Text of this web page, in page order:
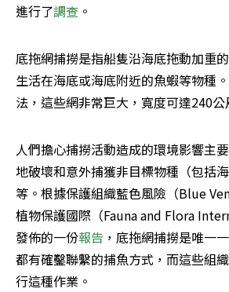
進行了調查 。
底拖網捕撈是指船隻沿海底拖動加重
生活在海底或海底附近的魚蝦等物種
法，這些網非常巨大，寬度可達240公
人們擔心捕撈活動造成的環境影響主
地破壞和意外捕獲非目標物種（包括海
等。根據保護組織藍色風險（Blue
植物保護國際（Fauna and Flora
發佈的一份報告 ，底拖網捕撈是唯一
都有確鑿聯繫的捕魚方式，而這些組
行這種作業。